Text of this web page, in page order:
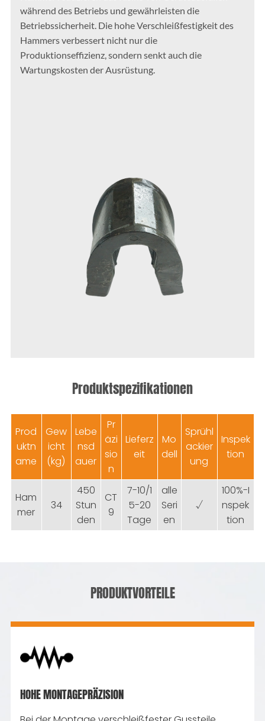
während des Betriebs und gewährleisten die
Betriebssicherheit. Die hohe Verschleißfestigkeit des
Hammers verbessert nicht nur die
Produktionseffizienz, sondern senkt auch die
Wartungskosten der Ausrüstung.
Produktspezifikationen
Prod
uktn
ame
Gew
icht
(kg)
Lebe
nsd
auer
Pr
äzi
sio
n
Lieferz
eit
Mo
dell
Sprühl
ackier
ung
Inspek
tion
Ham
mer
34
450
Stun
den
CT
9
7-10/1
5-20
Tage
alle
Seri
en
√
100%-I
nspek
tion
PRODUKTVORTEILE
HOHE MONTAGEPRÄZISION